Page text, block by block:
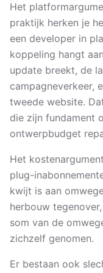
Het
praktijk herken je
een developer in
koppeling hangt
update breekt, de
campagneverkeer,
tweede website.
die zijn fundament
ontwerpbudget
Het
plug-
kwijt is aan
herbouw
som van de
zichzelf genomen.
Er bestaan ook